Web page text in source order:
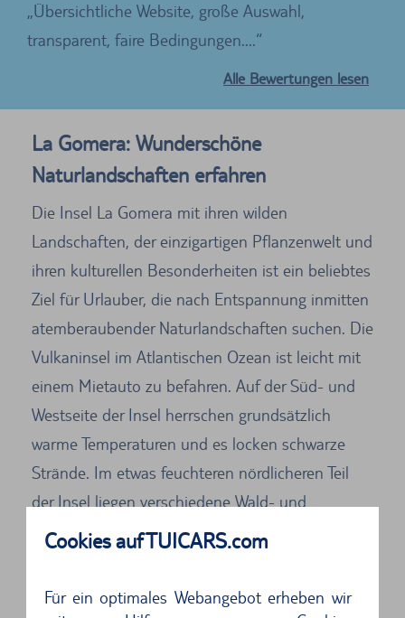
Cookies auf TUICARS.com
Für ein optimales Webangebot erheben wir
Übersichtliche Website, große Auswahl,
transparent, faire Bedingungen....
Alle Bewertungen lesen
La Gomera: Wunderschöne
Naturlandschaften erfahren
Die Insel La Gomera mit ihren wilden
Landschaften, der einzigartigen Pflanzenwelt und
ihren kulturellen Besonderheiten ist ein beliebtes
Ziel für Urlauber, die nach Entspannung inmitten
atemberaubender Naturlandschaften suchen. Die
Vulkaninsel im Atlantischen Ozean ist leicht mit
einem Mietauto zu befahren. Auf der Süd- und
Westseite der Insel herrschen grundsätzlich
warme Temperaturen und es locken schwarze
Strände. Im etwas feuchteren nördlicheren Teil
der Insel liegen verschiedene Wald- und
Vegetationstypen.
können Sie natürlich am besten betrachten,